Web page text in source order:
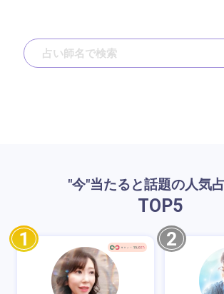
"今"当たると話題の人気
TOP5
1 2